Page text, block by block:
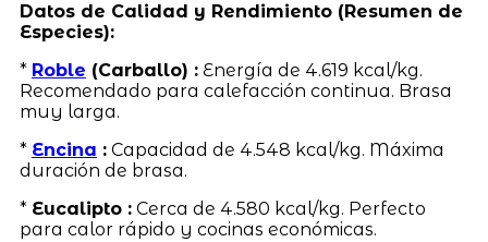
Datos de Calidad y Rendimiento (Resumen de
Especies):
* Roble (Carballo) :Energía de 4.619 kcal/kg.
Recomendado para calefacción continua. Brasa
muy larga.
* Encina :Capacidad de 4.548 kcal/kg. Máxima
duración de brasa.
* Eucalipto :Cerca de 4.580 kcal/kg. Perfecto
para calor rápido y cocinas económicas.